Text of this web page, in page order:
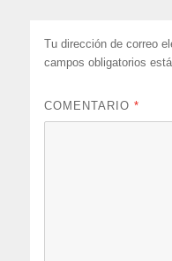
Tu dirección de correo
campos obligatorios
COMENTARIO*